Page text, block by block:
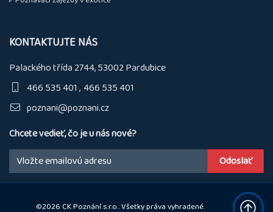
KONTAKTUJTE NÁS
Palackého třída 2744, 53002 Pardubice
466 535 401 466 535 401
poznani@poznani.cz
Chcete vedieť, čo je u nás nové?
Email:
©2026 CK Poznání s.r.o.. Všetky práva vyhradené.